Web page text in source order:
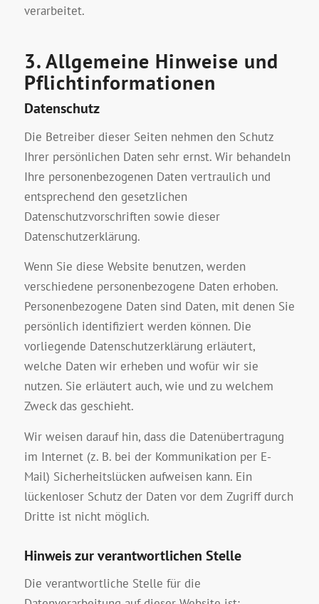
verarbeitet.
3. Allgemeine Hinweise und
Pflicht­informationen
Datenschutz
Die Betreiber dieser Seiten nehmen den Schutz
Ihrer persönlichen Daten sehr ernst. Wir behandeln
Ihre personenbezogenen Daten vertraulich und
entsprechend den gesetzlichen
Datenschutzvorschriften sowie dieser
Datenschutzerklärung.
Wenn Sie diese Website benutzen, werden
verschiedene personenbezogene Daten erhoben.
Personenbezogene Daten sind Daten, mit denen Sie
persönlich identifiziert werden können. Die
vorliegende Datenschutzerklärung erläutert,
welche Daten wir erheben und wofür wir sie
nutzen. Sie erläutert auch, wie und zu welchem
Zweck das geschieht.
Wir weisen darauf hin, dass die Datenübertragung
im Internet (z. B. bei der Kommunikation per E-
Mail) Sicherheitslücken aufweisen kann. Ein
lückenloser Schutz der Daten vor dem Zugriff durch
Dritte ist nicht möglich.
Hinweis zur verantwortlichen Stelle
Die verantwortliche Stelle für die